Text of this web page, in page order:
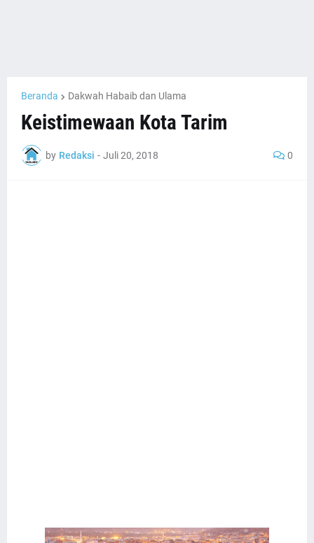
Beranda Dakwah Habaib dan Ulama
Keistimewaan Kota Tarim
by Redaksi - Juli 20, 2018 0